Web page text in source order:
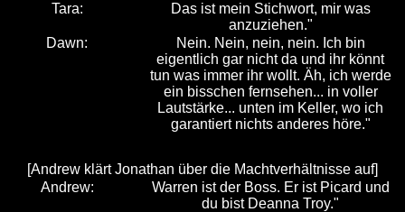
Tara:
Das ist mein Stichwort, mir was
anzuziehen."
Dawn:
Nein. Nein, nein, nein. Ich bin
eigentlich gar nicht da und ihr könnt
tun was immer ihr wollt. Äh, ich werde
ein bisschen fernsehen... in voller
Lautstärke... unten im Keller, wo ich
garantiert nichts anderes höre."
[Andrew klärt Jonathan über die Machtverhältnisse auf]
Andrew:
Warren ist der Boss. Er ist Picard und
du bist Deanna Troy."